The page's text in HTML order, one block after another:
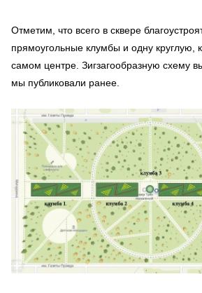
Отметим, что всего в сквере
прямоугольные клумбы и одну круглую,
самом центре. Зигзагообразную схему
мы публиковали ранее.